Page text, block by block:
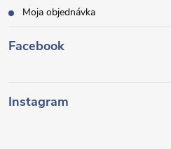
Moja objednávka
Facebook
Instagram